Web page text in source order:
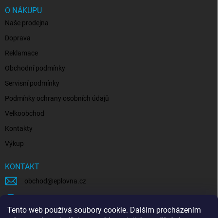
Tento web používá soubory cookie. Dalším procházením
O NÁKUPU
Naše prodejna
Doprava
Reklamace
Obchodní podmínky
Servisní podmínky
Podmínky ochrany osobních údajů
Velkoobchod
Kontakty
Výkup
KONTAKT
obchod @eplovna.cz